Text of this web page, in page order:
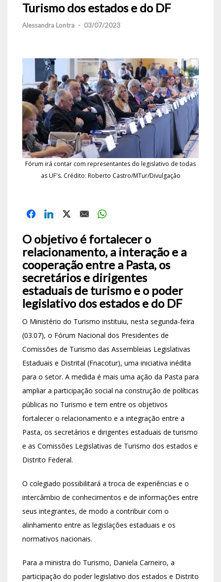
Turismo dos estados e do DF
Alessandra Lontra - 03/07/2023
Fórum irá contar com representantes do legislativo de todas
as UF's. Crédito: Roberto Castro/MTur/Divulgação
O objetivo é fortalecer o
relacionamento, a interação e a
cooperação entre a Pasta, os
secretários e dirigentes
estaduais de turismo e o poder
legislativo dos estados e do DF
O Ministério do Turismo instituiu, nesta segunda-feira
(03.07), o Fórum Nacional dos Presidentes de
Comissões de Turismo das Assembleias Legislativas
Estaduais e Distrital (Fnacotur), uma iniciativa inédita
para o setor. A medida é mais uma ação da Pasta para
ampliar a participação social na construção de políticas
públicas no Turismo e tem entre os objetivos
fortalecer o relacionamento e a integração entre a
Pasta, os secretários e dirigentes estaduais de turismo
e as Comissões Legislativas de Turismo dos estados e
Distrito Federal.
O colegiado possibilitará a troca de experiências e o
intercâmbio de conhecimentos e de informações entre
seus integrantes, de modo a contribuir com o
alinhamento entre as legislações estaduais e os
normativos nacionais.
Para a ministra do Turismo, Daniela Carneiro, a
participação do poder legislativo dos estados e Distrito